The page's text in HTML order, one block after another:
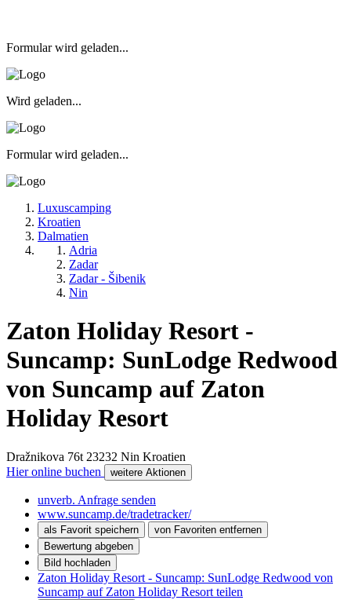
Formular wird geladen...
Wird geladen...
Formular wird geladen...
Luxuscamping
Kroatien
Dalmatien
Adria
Zadar
Zadar - Šibenik
Nin
Zaton Holiday Resort -
Suncamp: SunLodge Redwood
von Suncamp auf Zaton
Holiday Resort
Dražnikova 76t 23232 Nin Kroatien
Hier online buchen
weitere Aktionen
unverb. Anfrage senden
www.suncamp.de/tradetracker/
als Favorit speichern
von Favoriten entfernen
Bewertung abgeben
Bild hochladen
Zaton Holiday Resort - Suncamp: SunLodge Redwood von
Suncamp auf Zaton Holiday Resort teilen